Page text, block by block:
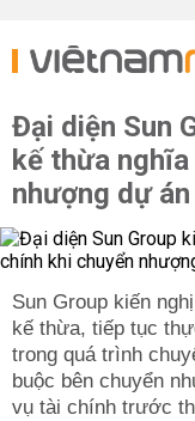
Đại diện Sun
kế thừa
nhượng dự
Sun Group kiến
kế thừa, tiếp tục
trong quá trình
buộc bên chuyển
vụ tài chính trước